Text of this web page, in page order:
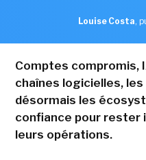
Louise Costa,
Comptes compromis,
chaînes logicielles,
désormais les
confiance pour rester
leurs opérations.